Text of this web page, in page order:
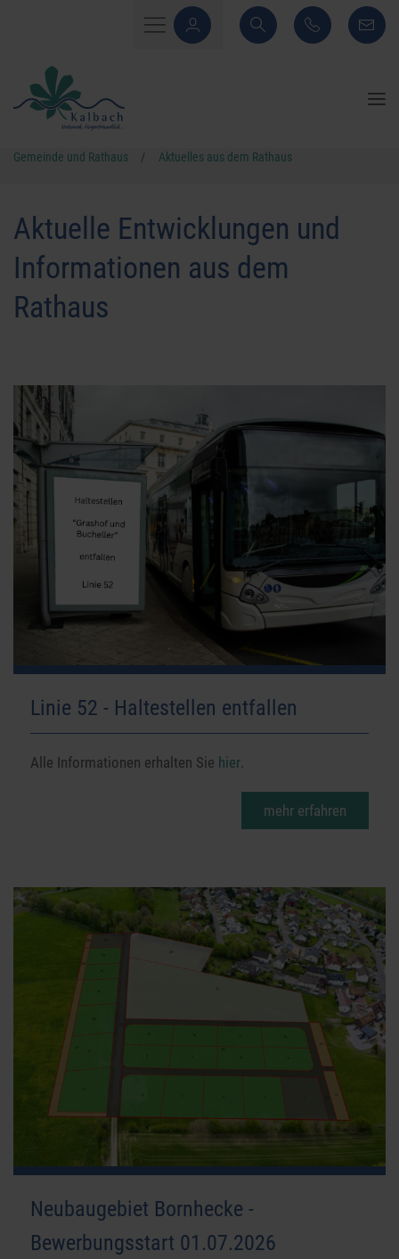
Gemeinde und Rathaus / Aktuelles aus dem Rathaus
Aktuelle Entwicklungen und
Informationen aus dem
Rathaus
Linie 52 - Haltestellen entfallen
Alle Informationen erhalten Sie hier.
mehr erfahren
Neubaugebiet Bornhecke -
Bewerbungsstart 01.07.2026